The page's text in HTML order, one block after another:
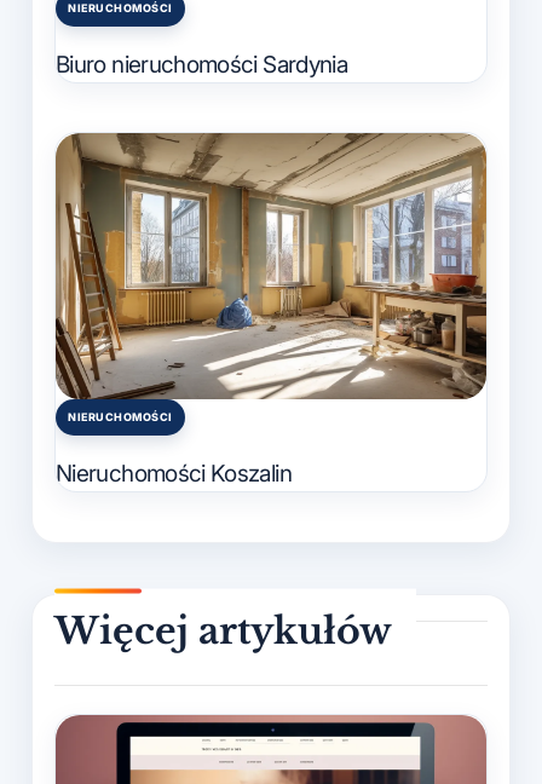
Posted
NIERUCHOMOŚCI
Biuro nieruchomości Sardynia
Posted
NIERUCHOMOŚCI
Nieruchomości Koszalin